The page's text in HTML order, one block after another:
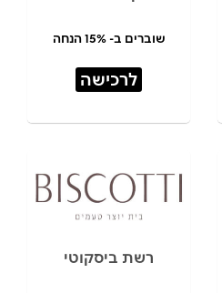
שוברים ב- 15% הנחה
לרכישה
רשת ביסקוטי